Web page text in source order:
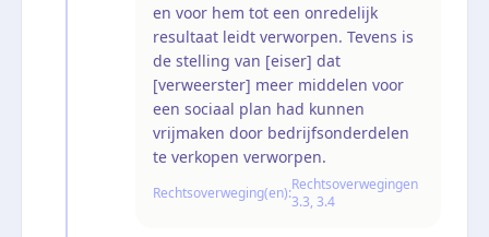
en voor hem tot een onredelijk
resultaat leidt verworpen. Tevens is
de stelling van [eiser] dat
[verweerster] meer middelen voor
een sociaal plan had kunnen
vrijmaken door bedrijfsonderdelen
te verkopen verworpen.
Rechtsoverweging(en):Rechtsoverwegingen
3.3, 3.4